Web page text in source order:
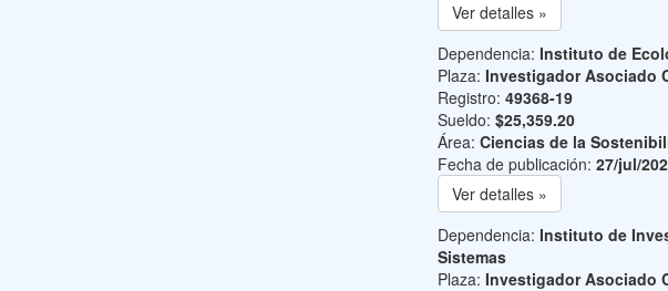
Ver detalles »
Dependencia: Instituto de
Plaza: Investigador Asociado
Registro: 49368-19
Sueldo: $25,359.20
Área: Ciencias de la
Fecha de publicación: 27/jul/
Ver detalles »
Dependencia: Instituto de
Sistemas
Plaza: Investigador Asociado